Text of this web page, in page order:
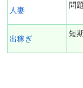
人妻
問
出稼ぎ
短